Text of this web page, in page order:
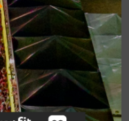
oficialmente